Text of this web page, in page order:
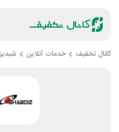
کانال تخفیف خدمات آنلاین